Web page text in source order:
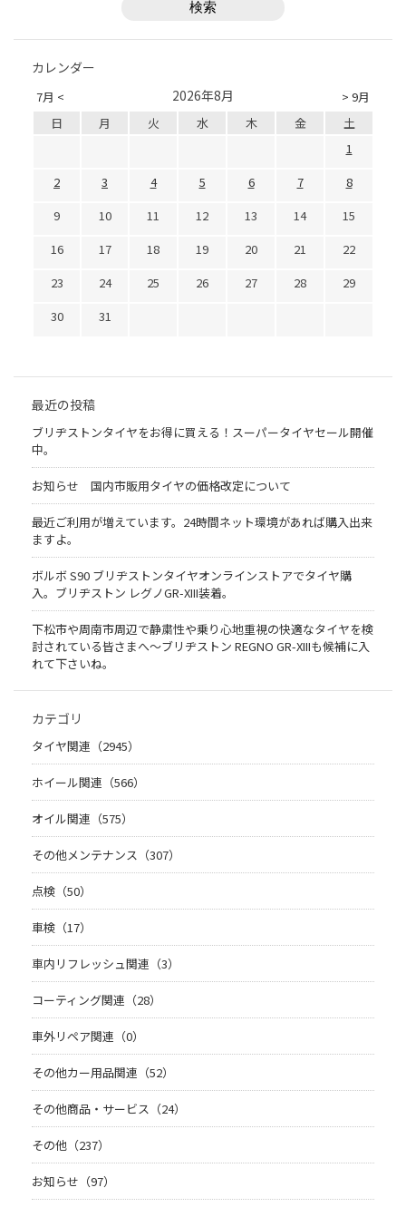
カレンダー
7月 < > 9月
2026年8月
日 月 火 水 木 金
土
1
2
3 4 5 6 7
8
9
10 11 12 13 14
15
16
17 18 19 20 21
22
23
24 25 26 27 28
29
30
31
最近の投稿
ブリヂストンタイヤをお得に買える！スーパータイヤセール開催
中。
お知らせ 国内市販用タイヤの価格改定について
最近ご利用が増えています。24時間ネット環境があれば購入出来
ますよ。
ボルボ S90 ブリヂストンタイヤオンラインストアでタイヤ購
入。ブリヂストン レグノGR-XIII装着。
下松市や周南市周辺で静粛性や乗り心地重視の快適なタイヤを検
討されている皆さまへ〜ブリヂストン REGNO GR-XIIIも候補に入
れて下さいね。
カテゴリ
タイヤ関連（2945）
ホイール関連（566）
オイル関連（575）
その他メンテナンス（307）
点検（50）
車検（17）
車内リフレッシュ関連（3）
コーティング関連（28）
車外リペア関連（0）
その他カー用品関連（52）
その他商品・サービス（24）
その他（237）
お知らせ（97）